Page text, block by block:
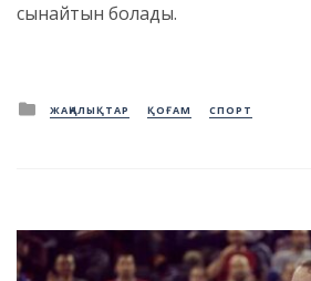
сынайтын болады.
Posted
in
ЖАҢАЛЫҚТАР ҚОҒАМ СПОРТ